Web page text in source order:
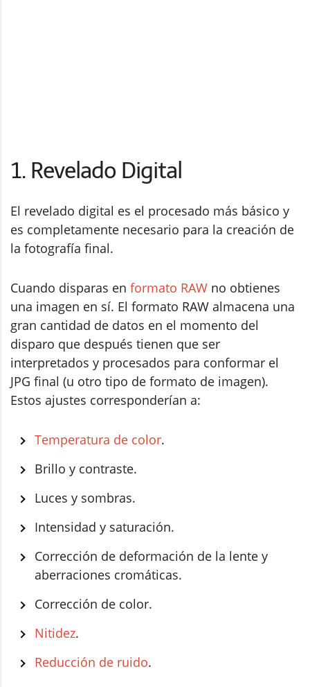
1. Revelado Digital
El revelado digital es el procesado más básico y
es completamente necesario para la creación de
la fotografía final.
Cuando disparas en formato RAW no obtienes
una imagen en sí. El formato RAW almacena una
gran cantidad de datos en el momento del
disparo que después tienen que ser
interpretados y procesados para conformar el
JPG final (u otro tipo de formato de imagen).
Estos ajustes corresponderían a:
Temperatura de color.
Brillo y contraste.
Luces y sombras.
Intensidad y saturación.
Corrección de deformación de la lente y
aberraciones cromáticas.
Corrección de color.
Nitidez.
Reducción de ruido.